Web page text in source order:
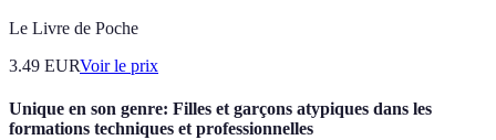
Le Livre de Poche
3.49 EURVoir le prix
Unique en son genre: Filles et garçons atypiques dans les
formations techniques et professionnelles